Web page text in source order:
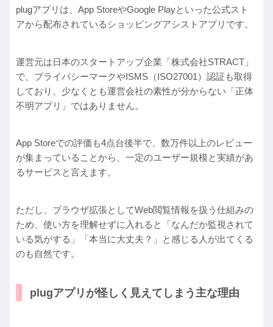
plugアプリは、App StoreやGoogle Playといった公式スト
アから配布されているショッピングアシストアプリです。
運営元は日本のスタートアップ企業「株式会社STRACT」
で、プライバシーマークやISMS（ISO27001）認証も取得
しており、少なくとも運営会社の素性が分からない「正体
不明アプリ」ではありません。
App Storeでの評価も4点台後半で、数万件以上のレビュー
が集まっていることから、一定のユーザー規模と実績があ
るサービスと言えます。
ただし、ブラウザ拡張としてWeb閲覧情報を扱う仕組みの
ため、使い方を理解せずに入れると「なんだか監視されて
いる気がする」「本当に大丈夫？」と感じる人が出てくる
のも自然です。
plugアプリが怪しく見えてしまう主な理由